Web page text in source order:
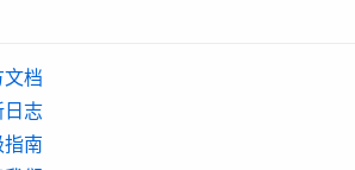
文档
日志
南